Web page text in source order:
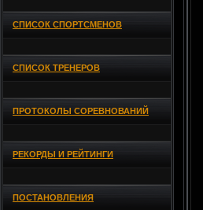
СПИСОК СПОРТСМЕНОВ
СПИСОК ТРЕНЕРОВ
ПРОТОКОЛЫ СОРЕВНОВАНИЙ
РЕКОРДЫ И РЕЙТИНГИ
ПОСТАНОВЛЕНИЯ